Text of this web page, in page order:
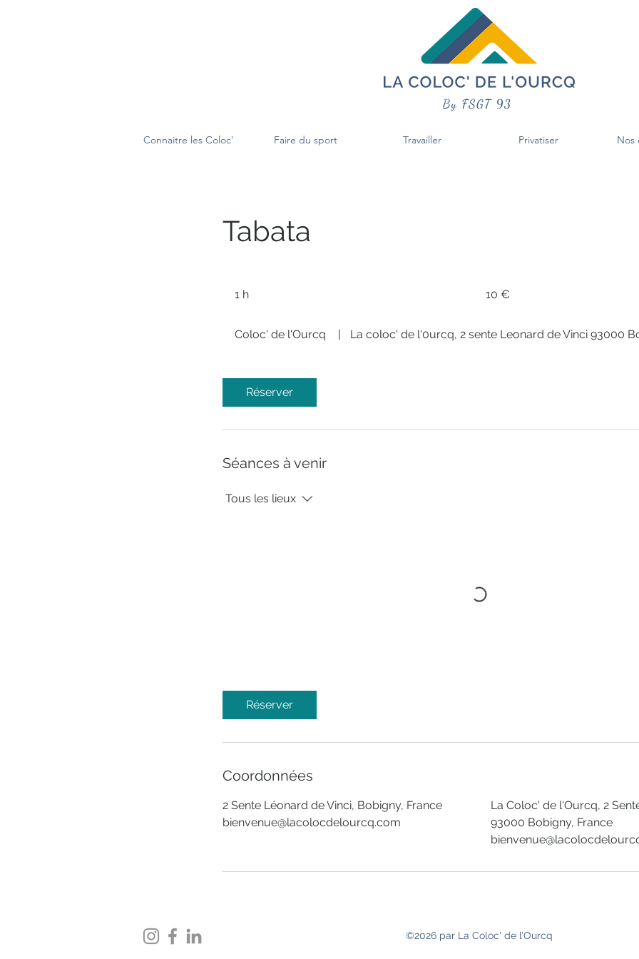
Connaitre les Coloc' Faire du sport Travailler Privatiser Nos
Tabata
1 h 10 €
Coloc' de l'Ourcq | La coloc' de l'0urcq, 2 sente Leonard de Vinci 93000
Réserver
Séances à venir
Tous les lieux
Réserver
Coordonnées
2 Sente Léonard de Vinci, Bobigny, France
bienvenue@lacolocdelourcq.com
La Coloc' de l'Ourcq, 2
93000 Bobigny, France
©2026 par La Coloc' de l’Ourcq